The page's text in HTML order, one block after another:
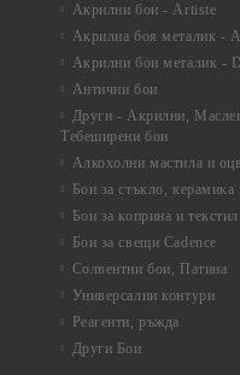
Акрилни бои - Artiste
Акрилна боя металик -
Акрилни бои металик -
Антични бои
Други - Акрилни,
Тебеширени бои
Алкохолни мастила и
Бои за стъкло,
Бои за коприна и текстил
Бои за свещи Cadence
Солвентни бои, Патина
Универсални контури
Реагенти, ръжда
Други Бои